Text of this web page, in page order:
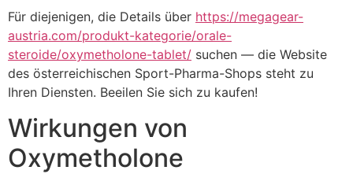
Für diejenigen, die Details über https://megagear-
austria.com/produkt-kategorie/orale-
steroide/oxymetholone-tablet/ suchen — die Website
des österreichischen Sport-Pharma-Shops steht zu
Ihren Diensten. Beeilen Sie sich zu kaufen!
Wirkungen von
Oxymetholone